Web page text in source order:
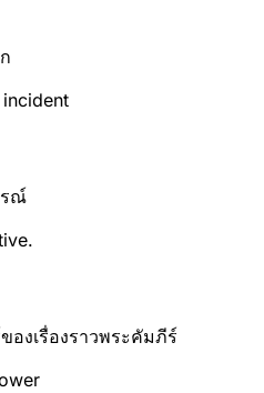
รณ์
องเรื่องราวพระคัมภีร์